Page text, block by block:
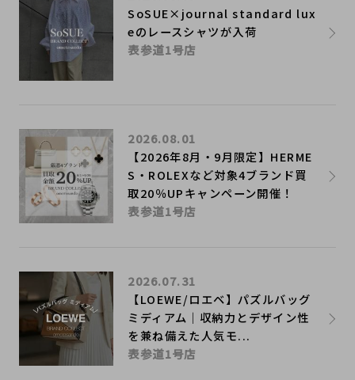
SoSUE×journal standard lux
eのレースシャツが入荷
表参道1号店
【2026年8月・9月限定】HERME
S・ROLEXなど対象4ブランド買
取20％UPキャンペーン開催！
2026.08.01
表参道1号店
【LOEWE/ロエベ】パズルバッグ
ミディアム｜収納力とデザイン性
を兼ね備えた人気モ...
2026.07.31
表参道1号店